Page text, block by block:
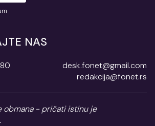
NAS
desk.fonet@gmail.com
redakcija@fonet.rs
obmana - pričati istinu je